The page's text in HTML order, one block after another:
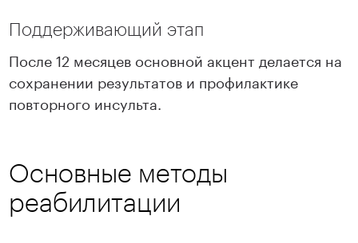
Поддерживающий этап
После 12 месяцев основной акцент делается на
сохранении результатов и профилактике
повторного инсульта.
Основные методы
реабилитации